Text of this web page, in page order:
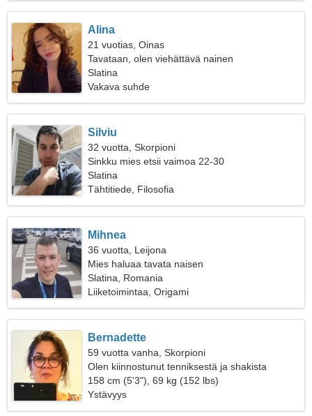
Alina
21 vuotias, Oinas
Tavataan, olen viehättävä nainen
Slatina
Vakava suhde
Silviu
32 vuotta, Skorpioni
Sinkku mies etsii vaimoa 22-30
Slatina
Tähtitiede, Filosofia
Mihnea
36 vuotta, Leijona
Mies haluaa tavata naisen
Slatina, Romania
Liiketoimintaa, Origami
Bernadette
59 vuotta vanha, Skorpioni
Olen kiinnostunut tenniksestä ja shakista
158 cm (5'3"), 69 kg (152 lbs)
Ystävyys